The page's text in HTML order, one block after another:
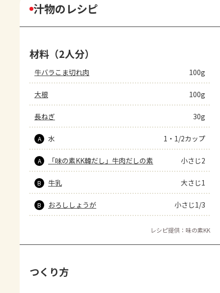
汁物のレシピ
材料（2人分）
牛バラこま切れ肉 100g
大根 100g
長ねぎ 30g
A 水 1・1/2カップ
A 「味の素KK韓だし」牛肉だしの素 小さじ2
B 牛乳 大さじ1
B おろししょうが 小さじ1/3
レシピ提供：味の素KK
つくり方